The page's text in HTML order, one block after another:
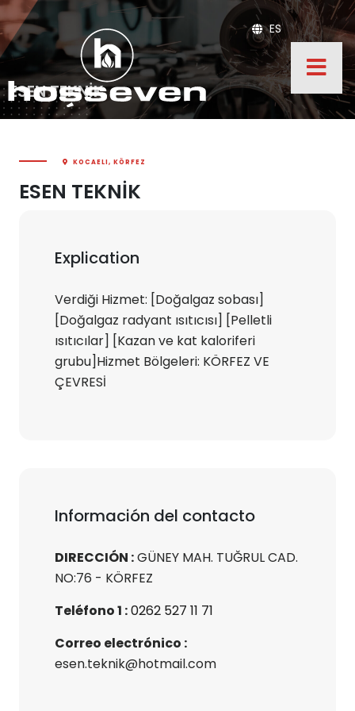
ES
ESEN TEKNİK
KOCAELI, KÖRFEZ
ESEN TEKNİK
Explication
Verdiği Hizmet: [Doğalgaz sobası]
[Doğalgaz radyant ısıtıcısı] [Pelletli
ısıtıcılar] [Kazan ve kat kaloriferi
grubu]Hizmet Bölgeleri: KÖRFEZ VE
ÇEVRESİ
Información del contacto
DIRECCIÓN :GÜNEY MAH. TUĞRUL CAD.
NO:76 - KÖRFEZ
Teléfono 1 :0262 527 11 71
Correo electrónico :
esen.teknik@hotmail.com